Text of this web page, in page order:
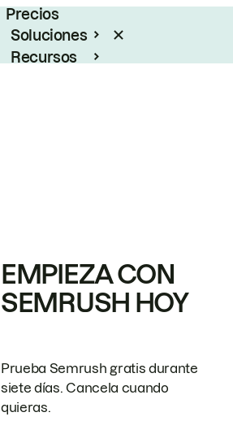
Precios
Soluciones
Recursos
EMPIEZA CON
SEMRUSH HOY
Prueba Semrush gratis durante
siete días. Cancela cuando
quieras.